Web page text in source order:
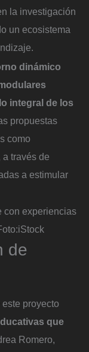
la investigación
un ecosistema
dinámico
integral de los
propuestas
como
través de
a estimular
con experiencias
iStock
de
proyecto
que
Romero,